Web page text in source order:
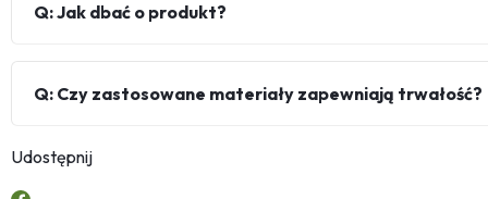
Q: Jak dbać o produkt?
Q: Czy zastosowane materiały zapewniają trwałość?
Udostępnij